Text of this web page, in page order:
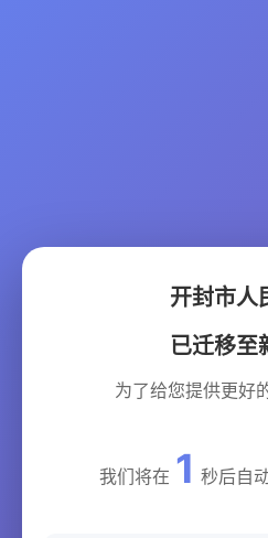
开封市人
已迁移至
为了给您提供更好
我们将在 1 秒后自